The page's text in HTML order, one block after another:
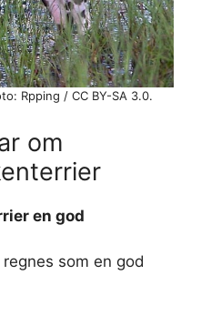
Rpping / CC BY-SA 3.0.
om
en god
som en god